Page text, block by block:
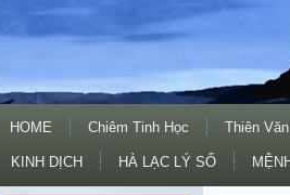
HOME Chiêm Tinh Học Thiên
KINH DỊCH HÀ LẠC LÝ SỐ